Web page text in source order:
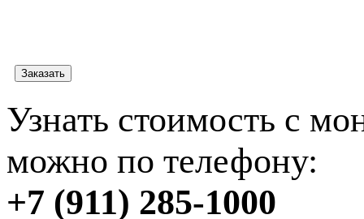
Узнать стоимость с
можно по телефону:
+7 (911) 285-1000